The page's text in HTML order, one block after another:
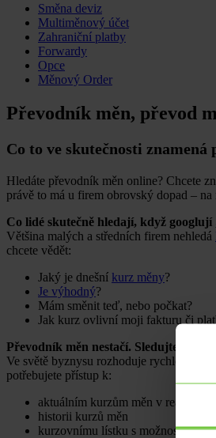
Skip
content
Směna deviz
Multiměnový účet
Zahraniční platby
Forwardy
Opce
Měnový Order
Převodník měn, převod
Co to ve skutečnosti
Hledáte převodník měn online? Chcete
právě to má u firem obrovský dopad –
Co lidé skutečně hledají, když
Většina malých a středních firem nehledá
chcete vědět:
Jaký je dnešní kurz měny?
Je výhodný?
Mám směnit teď, nebo počkat?
Jak kurz ovlivní moji fakturu či
Převodník měn nestačí. Sledujte kurz v
Ve světě byznysu rozhoduje rychlost a
potřebujete přístup k:
aktuálním kurzům měn v reálném
historii kurzů měn
kurzovnímu lístku s možností